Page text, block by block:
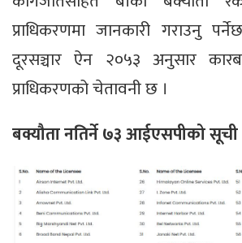
प्राधिकरणमा जानकारी गराउनु
दूरसञ्चार ऐन २०५३ अनुसार
प्राधिकरणको चेतावनी छ ।
बक्यौता नतिर्ने ७३ आईएसपीको सूची